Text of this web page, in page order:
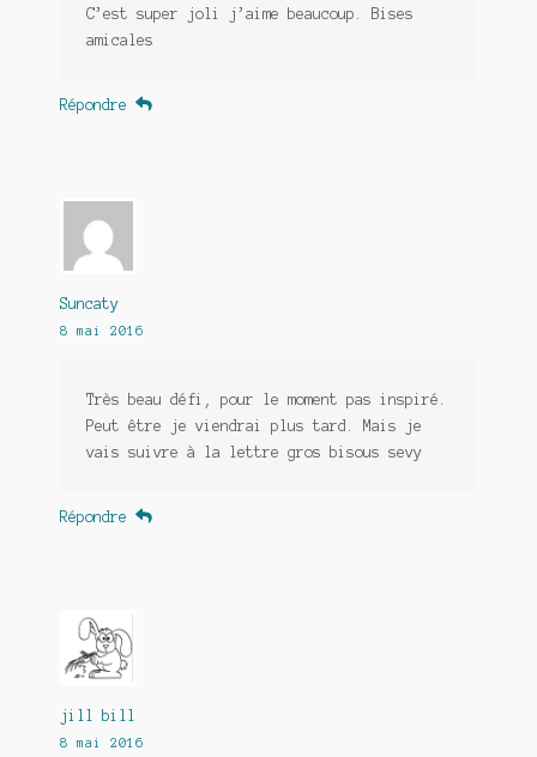
C’est super joli j’aime beaucoup. Bises
amicales
Répondre
Suncaty
8 mai 2016
Très beau défi, pour le moment pas inspiré.
Peut être je viendrai plus tard. Mais je
vais suivre à la lettre gros bisous sevy
Répondre
jill bill
8 mai 2016